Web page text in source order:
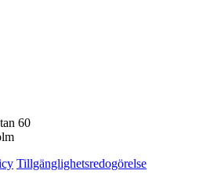
60
Tillgänglighetsredogörelse